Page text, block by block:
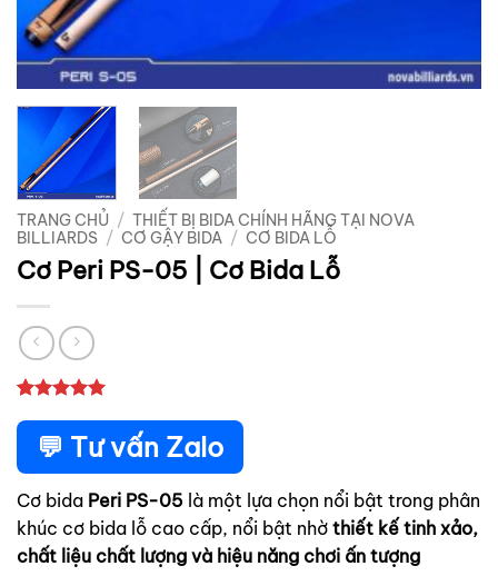
TRANG CHỦ / THIẾT BỊ BIDA CHÍNH HÃNG TẠI NOVA
BILLIARDS / CƠ GẬY BIDA / CƠ BIDA LỖ
Cơ Peri PS-05 | Cơ Bida Lỗ
dựa trên
đánh giá
💬 Tư vấn Zalo
Cơ bida Peri PS-05 là một lựa chọn nổi bật trong phân
khúc cơ bida lỗ cao cấp, nổi bật nhờ thiết kế tinh xảo,
chất liệu chất lượng và hiệu năng chơi ấn tượng